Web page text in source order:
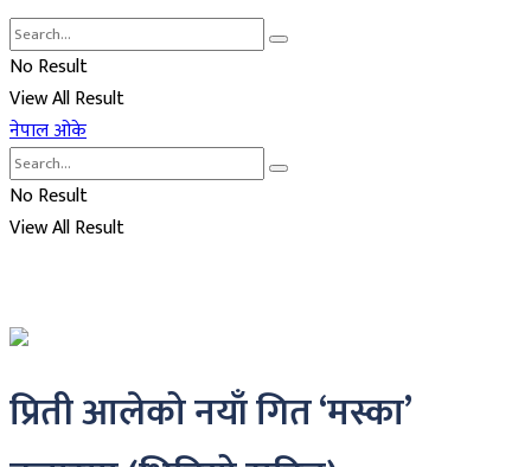
No Result
View All Result
नेपाल ओके
No Result
View All Result
प्रिती आलेको नयाँ गित ‘मस्का’